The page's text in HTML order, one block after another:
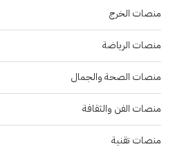
منصات الخرج
منصات الرياضة
منصات الصحة والجمال
منصات الفن والثقافة
منصات تقنية